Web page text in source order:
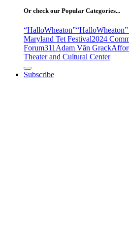
Or check our Popular Categories...
“HalloWheaton”
Maryland Tet Festival2024
Forum311Adam Văn Grack
Theater and Cultural Center
Subscribe